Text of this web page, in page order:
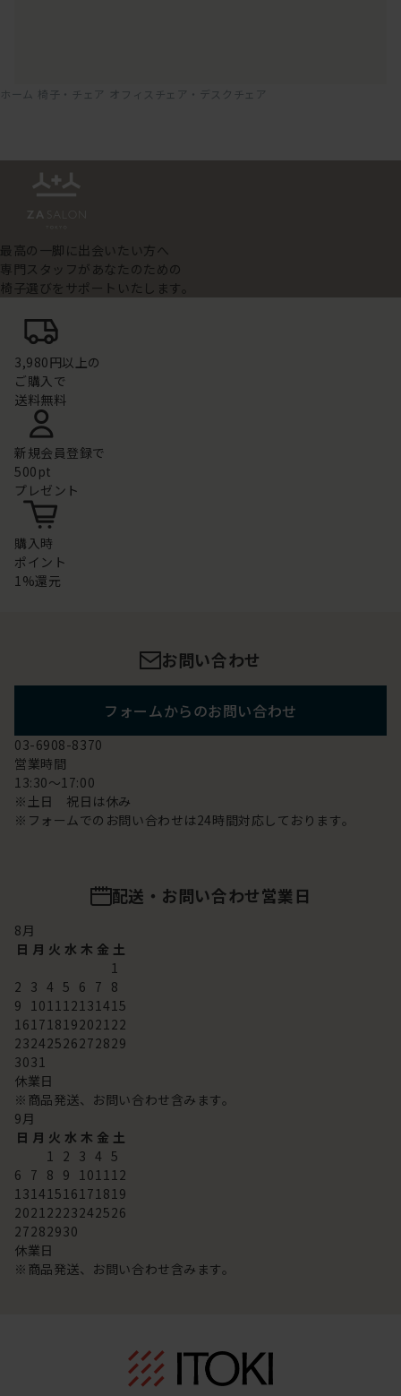
ホーム 椅子・チェア オフィスチェア・デスクチェア
最高の一脚に出会いたい方へ
専門スタッフがあなたのための
椅子選びをサポートいたします。
3,980円以上の
ご購入で
送料無料
新規会員登録で
500pt
プレゼント
購入時
ポイント
1%還元
お問い合わせ
フォームからのお問い合わせ
03-6908-8370
営業時間
13:30～17:00
※土日 祝日は休み
※フォームでのお問い合わせは24時間対応しております。
配送・お問い合わせ営業日
8月
日 月 火 水 木 金 土
1
2 3 4 5 6 7 8
9 101112131415
16171819202122
23242526272829
3031
休業日
※商品発送、お問い合わせ含みます。
9月
日 月 火 水 木 金 土
1 2 3 4 5
6 7 8 9 101112
13141516171819
20212223242526
27282930
休業日
※商品発送、お問い合わせ含みます。